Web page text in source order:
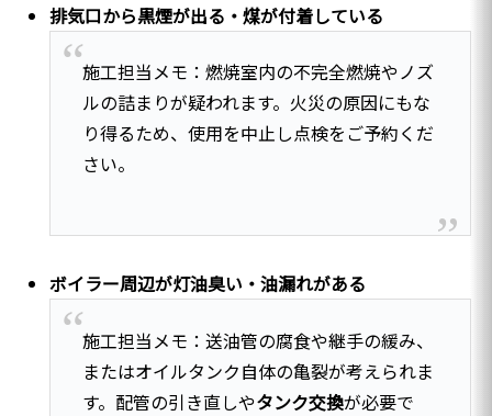
排気口から黒煙が出る・煤が付着している
施工担当メモ：燃焼室内の不完全燃焼やノズ
ルの詰まりが疑われます。火災の原因にもな
り得るため、使用を中止し点検をご予約くだ
さい。
ボイラー周辺が灯油臭い・油漏れがある
施工担当メモ：送油管の腐食や継手の緩み、
またはオイルタンク自体の亀裂が考えられま
す。配管の引き直しやタンク交換が必要で